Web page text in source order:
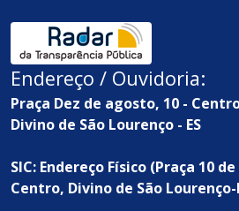
Endereço / Ouvidoria:
Praça Dez de agosto, 10 - Centro
Divino de São Lourenço - ES
SIC: Endereço Físico (Praça 10
Centro, Divino de São Lourenço-